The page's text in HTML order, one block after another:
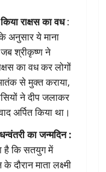
राक्षस का वध:
अनुसार ये माना
श्रीकृष्ण ने
का वध कर लोगों
से मुक्त कराया,
ने दीप जलाकर
अर्पित किया था।
का जन्मदिन :
है कि सतयुग में
दौरान माता लक्ष्मी